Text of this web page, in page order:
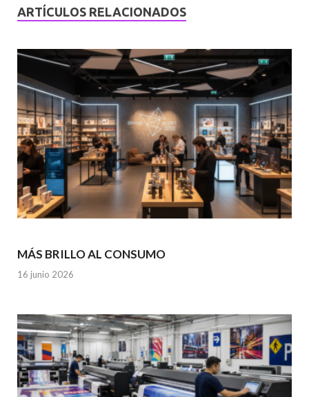
ARTÍCULOS RELACIONADOS
MÁS BRILLO AL CONSUMO
16 junio 2026